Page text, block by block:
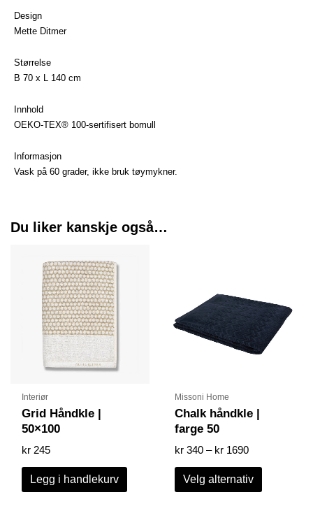
Design
Mette Ditmer
Størrelse
B 70 x L 140 cm
Innhold
OEKO-TEX® 100-sertifisert bomull
Informasjon
Vask på 60 grader, ikke bruk tøymykner.
Du liker kanskje også…
Interiør
Grid Håndkle |
50×100
kr 245
Legg i handlekurv
Missoni Home
Chalk håndkle |
farge 50
kr 340 – kr 1690
Velg alternativ
varianter.
kan